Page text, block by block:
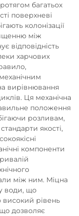
багатьох
поверхневі
колонізації
між
відповідність
харчових
вирівнювання
Ця механічна
положення
розливам,
якості,
компоненти
між ним. Міцна
води, що
високий рівень
дозволяє